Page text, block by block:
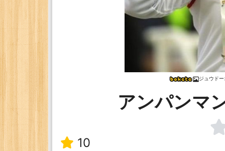
ジュウド
アンパンマ
10